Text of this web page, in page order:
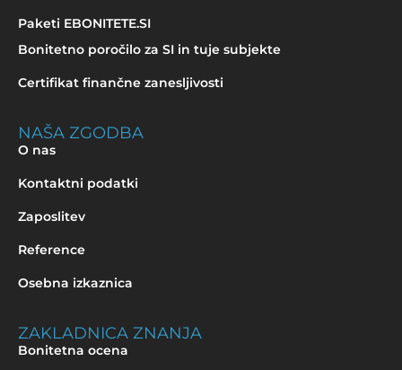
Paketi EBONITETE.SI
Bonitetno poročilo za SI in tuje subjekte
Certifikat finančne zanesljivosti
NAŠA ZGODBA
O nas
Kontaktni podatki
Zaposlitev
Reference
Osebna izkaznica
ZAKLADNICA ZNANJA
Bonitetna ocena